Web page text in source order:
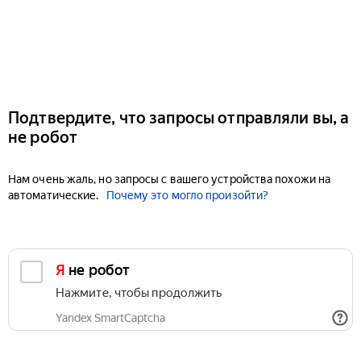
Подтвердите, что запросы отправляли вы, а
не робот
Нам очень жаль, но запросы с вашего устройства похожи на
автоматические.
Почему это могло произойти?
Я не робот
Нажмите, чтобы продолжить
Yandex SmartCaptcha